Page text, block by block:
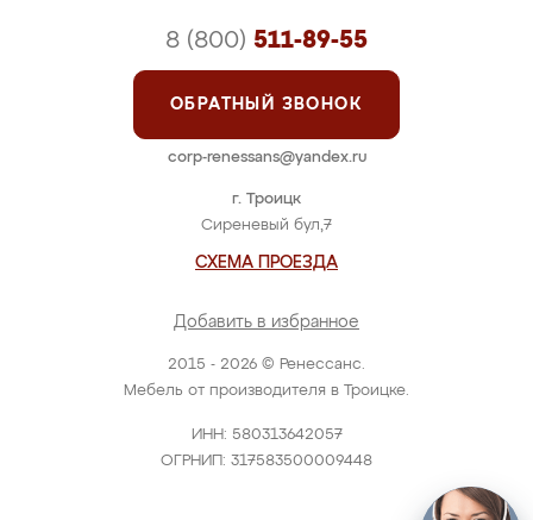
2015 - 2026 © Ренессанс.
Мебель от производителя в Троицке.
ИНН: 580313642057
ОГРНИП: 317583500009448
г. Троицк
Сиреневый бул,7
СХЕМА ПРОЕЗДА
Добавить в избранное
8 (800) 511-89-55
ОБРАТНЫЙ ЗВОНОК
corp-renessans@yandex.ru